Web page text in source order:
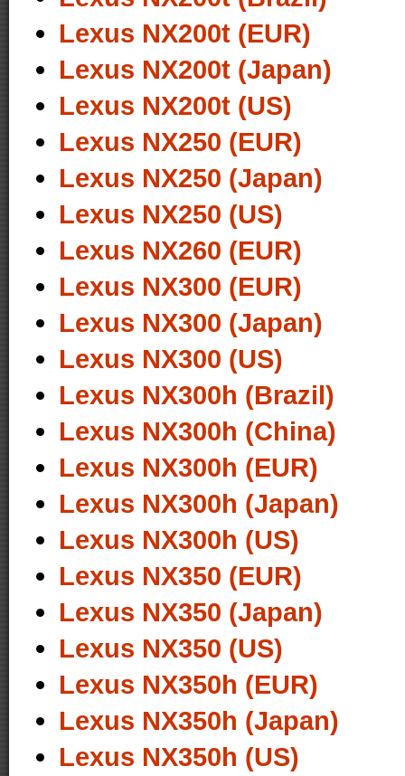
Lexus NX200t (EUR)
Lexus NX200t (Japan)
Lexus NX200t (US)
Lexus NX250 (EUR)
Lexus NX250 (Japan)
Lexus NX250 (US)
Lexus NX260 (EUR)
Lexus NX300 (EUR)
Lexus NX300 (Japan)
Lexus NX300 (US)
Lexus NX300h (Brazil)
Lexus NX300h (China)
Lexus NX300h (EUR)
Lexus NX300h (Japan)
Lexus NX300h (US)
Lexus NX350 (EUR)
Lexus NX350 (Japan)
Lexus NX350 (US)
Lexus NX350h (EUR)
Lexus NX350h (Japan)
Lexus NX350h (US)